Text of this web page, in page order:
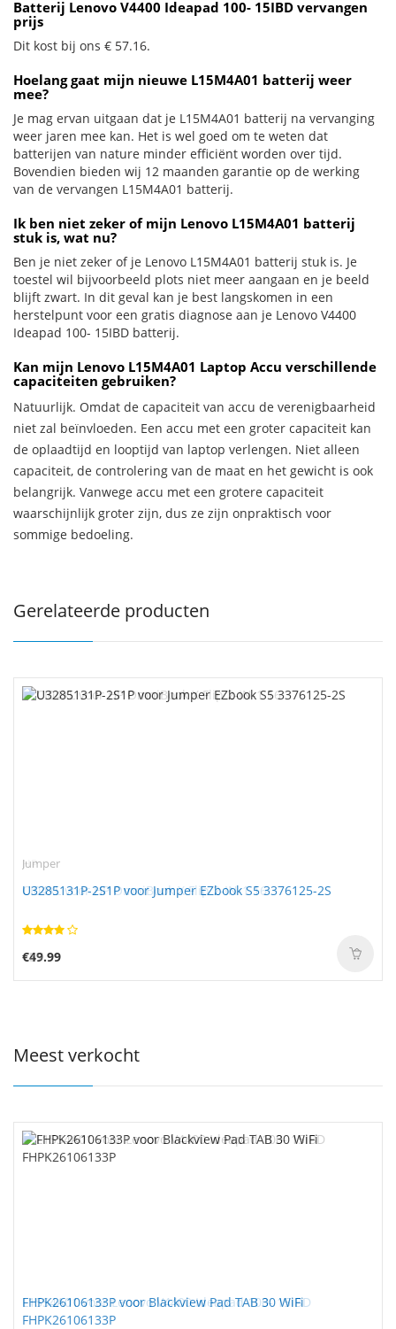
Batterij Lenovo V4400 Ideapad 100- 15IBD vervangen
prijs
Dit kost bij ons € 57.16.
Hoelang gaat mijn nieuwe L15M4A01 batterij weer
mee?
Je mag ervan uitgaan dat je L15M4A01 batterij na vervanging
weer jaren mee kan. Het is wel goed om te weten dat
batterijen van nature minder efficiënt worden over tijd.
Bovendien bieden wij 12 maanden garantie op de werking
van de vervangen L15M4A01 batterij.
Ik ben niet zeker of mijn Lenovo L15M4A01 batterij
stuk is, wat nu?
Ben je niet zeker of je Lenovo L15M4A01 batterij stuk is. Je
toestel wil bijvoorbeeld plots niet meer aangaan en je beeld
blijft zwart. In dit geval kan je best langskomen in een
herstelpunt voor een gratis diagnose aan je Lenovo V4400
Ideapad 100- 15IBD batterij.
Kan mijn Lenovo L15M4A01 Laptop Accu verschillende
capaciteiten gebruiken?
Natuurlijk. Omdat de capaciteit van accu de verenigbaarheid
niet zal beïnvloeden. Een accu met een groter capaciteit kan
de oplaadtijd en looptijd van laptop verlengen. Niet alleen
capaciteit, de controlering van de maat en het gewicht is ook
belangrijk. Vanwege accu met een grotere capaciteit
waarschijnlijk groter zijn, dus ze zijn onpraktisch voor
sommige bedoeling.
Gerelateerde producten
Jumper
U3285131P-2S1P voor Jumper EZbook S5 3376125-2S
€49.99
Meest verkocht
FHPK26106133P voor Blackview Pad TAB 30 WiFi
FHPK26106133P